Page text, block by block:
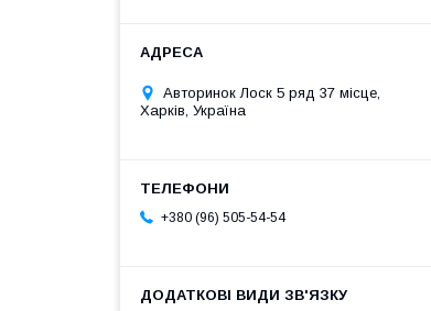
Авторинок Лоск 5 ряд 37 місце,
Харків, Україна
+380 (96) 505-54-54